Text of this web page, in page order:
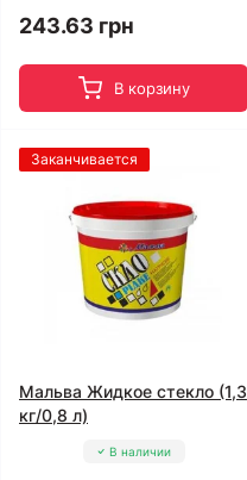
243.63 грн
В корзину
Заканчивается
Мальва Жидкое стекло (1,3
кг/0,8 л)
В наличии